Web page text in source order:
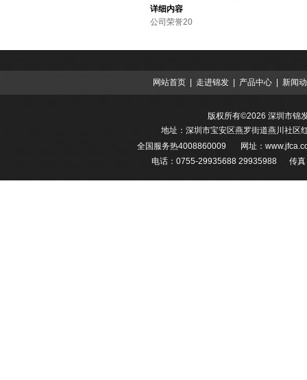
详细内容
公司荣誉20
网站首页| 走进锦发| 产品中心| 新闻
版权所有©2026 深圳市锦
地址：深圳市宝安区燕罗街道燕川社
全国服务热4008860009 网址：
电话：0755-29935688 29935988 传真